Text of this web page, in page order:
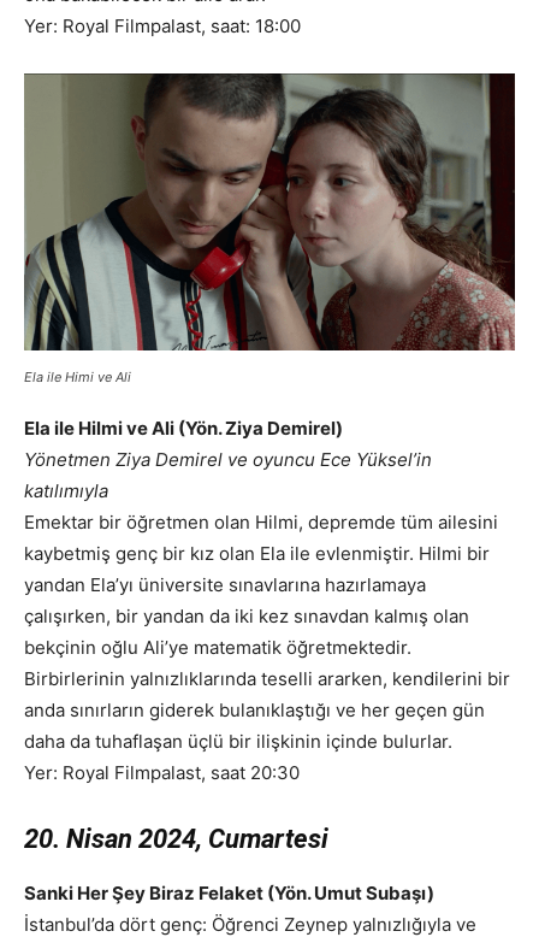
Yer: Royal Filmpalast, saat: 18:00
Ela ile Himi ve Ali
Ela ile Hilmi ve Ali (Yön. Ziya Demirel)
Yönetmen Ziya Demirel ve oyuncu Ece Yüksel’in
katılımıyla
Emektar bir öğretmen olan Hilmi, depremde tüm ailesini
kaybetmiş genç bir kız olan Ela ile evlenmiştir. Hilmi bir
yandan Ela’yı üniversite sınavlarına hazırlamaya
çalışırken, bir yandan da iki kez sınavdan kalmış olan
bekçinin oğlu Ali’ye matematik öğretmektedir.
Birbirlerinin yalnızlıklarında teselli ararken, kendilerini bir
anda sınırların giderek bulanıklaştığı ve her geçen gün
daha da tuhaflaşan üçlü bir ilişkinin içinde bulurlar.
Yer: Royal Filmpalast, saat 20:30
20. Nisan 2024, Cumartesi
Sanki Her Şey Biraz Felaket (Yön. Umut Subaşı)
İstanbul’da dört genç: Öğrenci Zeynep yalnızlığıyla ve